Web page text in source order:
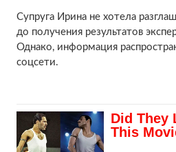
Супруга Ирина не хотела
до получения результатов
Однако, информация
соцсети.